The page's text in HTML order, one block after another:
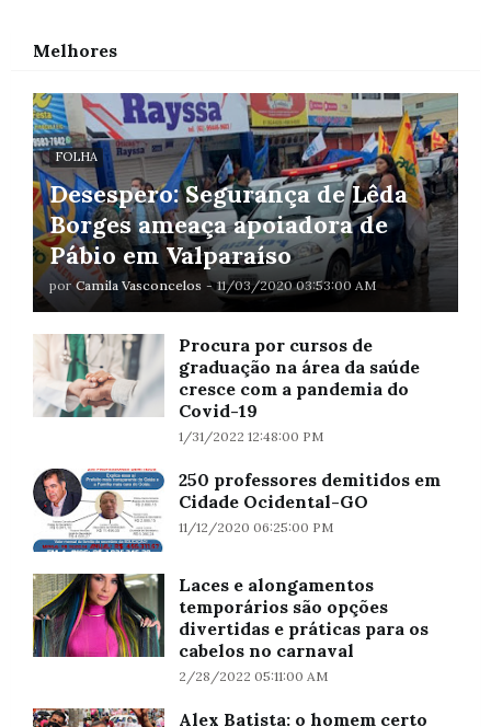
Melhores
FOLHA
Desespero: Segurança de Lêda
Borges ameaça apoiadora de
Pábio em Valparaíso
por Camila Vasconcelos - 11/03/2020 03:53:00 AM
Procura por cursos de
graduação na área da saúde
cresce com a pandemia do
Covid-19
1/31/2022 12:48:00 PM
250 professores demitidos em
Cidade Ocidental-GO
11/12/2020 06:25:00 PM
Laces e alongamentos
temporários são opções
divertidas e práticas para os
cabelos no carnaval
2/28/2022 05:11:00 AM
Alex Batista: o homem certo